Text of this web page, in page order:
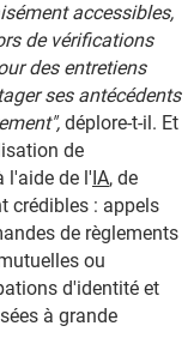
accessibles,
de vérifications
des entretiens
ses antécédents
déplore-t-il. Et
de
l'aide de l'IA, de
crédibles : appels
de règlements
ou
d'identité et
à grande